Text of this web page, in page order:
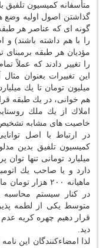
متأسفانه كمیسیون تلفیق
گذاشتن اصول اولیه وضع
گونه ای كه عناصر هر
را با هم داشته باشند) و
مؤدیان هر طبقه برمبنای
را تغییر دادند كه عملاً
این تغییرات بعنوان
میلیون تومان تا یك
هم خوانی، در یك طبقه
خاصیت های مشابه تشخیص
در ارتباط با اصل
ماهیانه ۲۰۰ هزار
در كنار سیستم محاسبه
متوسط یكی از لطمه
قرار دهیم چهره كریه
دید.
لذا امضاءكنندگان این